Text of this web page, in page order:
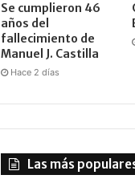
Se cumplieron 46
años del
fallecimiento de
Manuel J. Castilla
Hace 2 días
Las más